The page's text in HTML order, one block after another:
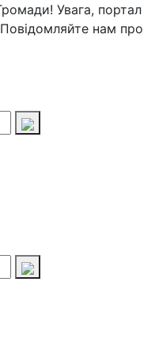
Увага, портал
нам про